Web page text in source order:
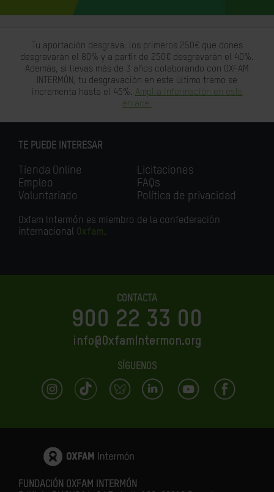
Tu aportación desgrava: los primeros 250€ que dones
desgravarán el 80% y a partir de 250€ desgravarán el 40%.
Además, si llevas más de 3 años colaborando con OXFAM
INTERMÓN, tu desgravación en este último tramo se
incrementa hasta el 45%. Amplia información en este
enlace.
TE PUEDE INTERESAR
Tienda Online
Empleo
Voluntariado
Licitaciones
FAQs
Política de privacidad
Oxfam Intermón es miembro de la confederación
internacional Oxfam.
CONTACTA
900 22 33 00
info@OxfamIntermon.org
SÍGUENOS
FUNDACIÓN OXFAM INTERMÓN